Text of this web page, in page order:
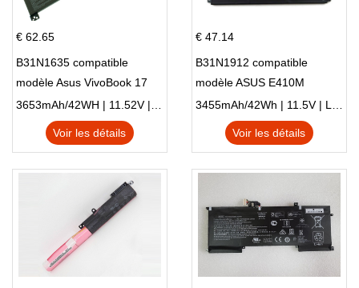
€ 62.65
B31N1635 compatible
modèle Asus VivoBook 17
X705NC X705UA X705UV
X705UN X705UD
3653mAh/42WH | 11.52V | Li-ion ...
Voir les détails
€ 47.14
B31N1912 compatible
modèle ASUS E410M
E410MA L410MA
3455mAh/42Wh | 11.5V | Li-ion ...
Voir les détails